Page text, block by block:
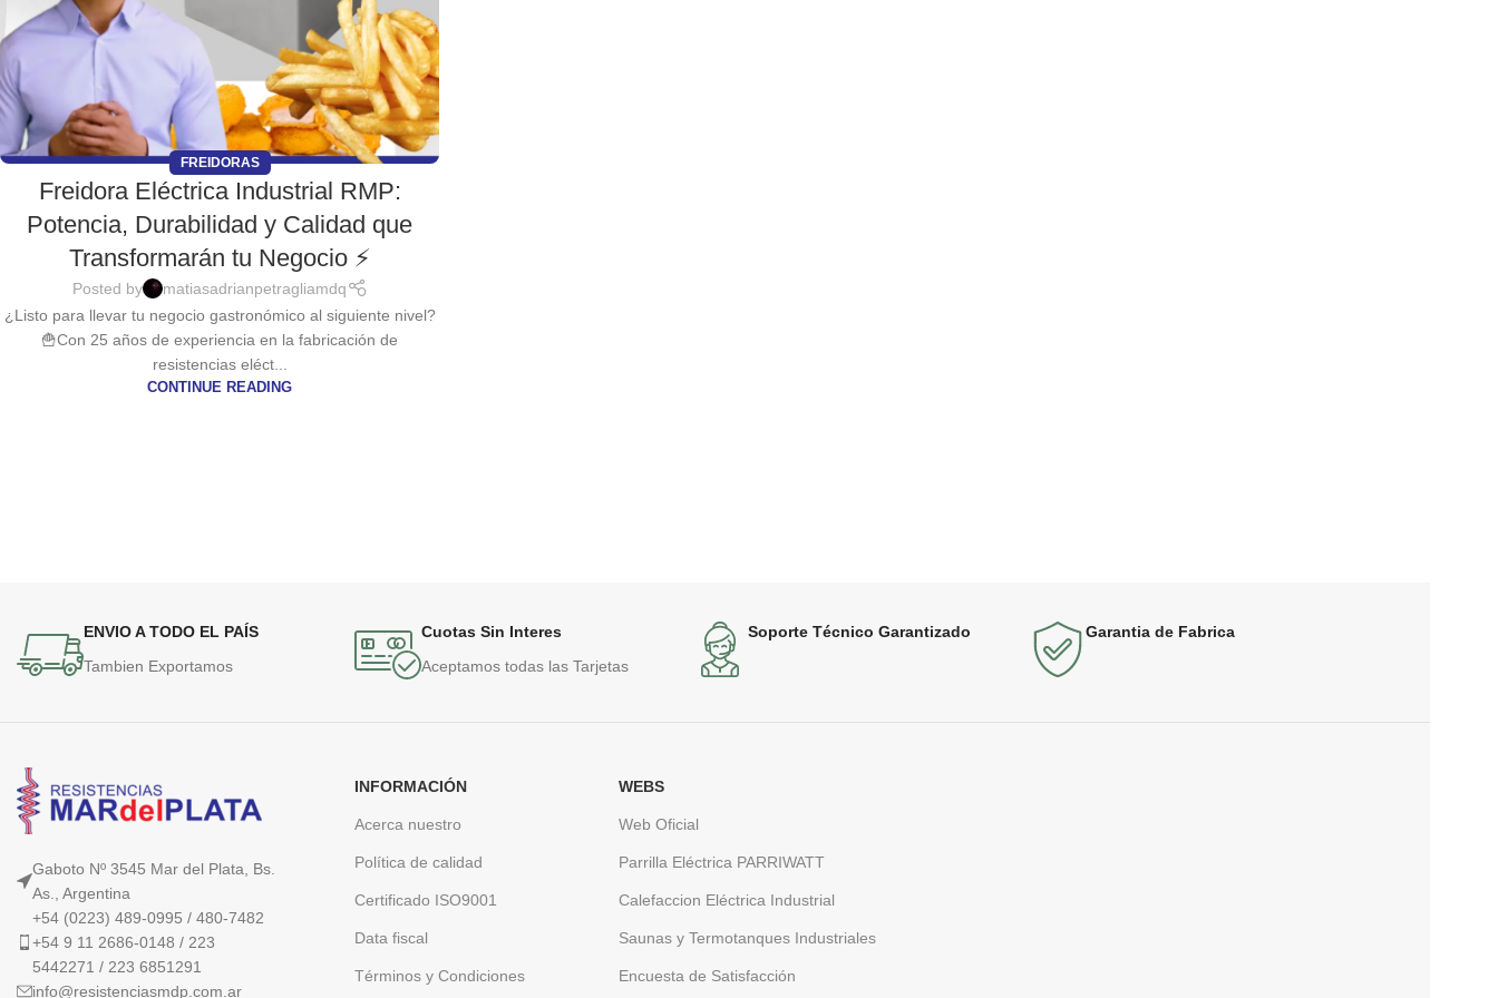
FREIDORAS
Freidora Eléctrica Industrial RMP:
Potencia, Durabilidad y Calidad que
Transformarán tu Negocio ⚡
Posted by
matiasadrianpetragliamdq
¿Listo para llevar tu negocio gastronómico al siguiente nivel?
🍟Con 25 años de experiencia en la fabricación de
resistencias eléct...
CONTINUE READING
ENVIO A TODO EL PAÍS
Tambien Exportamos
Cuotas Sin Interes
Aceptamos todas las Tarjetas
Soporte Técnico Garantizado Garantia de Fabrica
Gaboto Nº 3545 Mar del Plata, Bs.
As., Argentina
+54 (0223) 489-0995 / 480-7482
+54 9 11 2686-0148 / 223
5442271 / 223 6851291
info@resistenciasmdp.com.ar
INFORMACIÓN
Acerca nuestro
Política de calidad
Certificado ISO9001
Data fiscal
Términos y Condiciones
WEBS
Web Oficial
Parrilla Eléctrica PARRIWATT
Calefaccion Eléctrica Industrial
Saunas y Termotanques Industriales
Encuesta de Satisfacción